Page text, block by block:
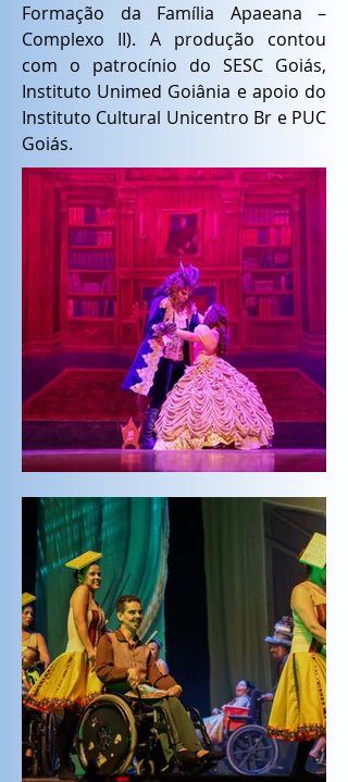
Formação da Família Apaeana –
Complexo II). A produção contou
com o patrocínio do SESC Goiás,
Instituto Unimed Goiânia e apoio do
Instituto Cultural Unicentro Br e PUC
Goiás.